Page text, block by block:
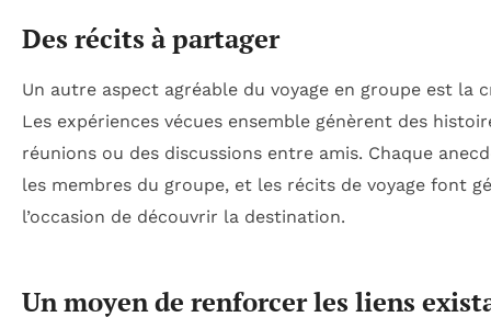
Des récits à partager
Un autre aspect agréable du voyage en groupe est la
Les expériences vécues ensemble génèrent des
réunions ou des discussions entre amis. Chaque
les membres du groupe, et les récits de voyage font
l’occasion de découvrir la destination.
Un moyen de renforcer les liens